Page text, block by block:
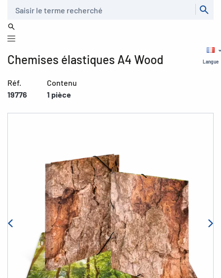
Langue
Chemises élastiques A4 Wood
Réf.
19776
Contenu
1 pièce